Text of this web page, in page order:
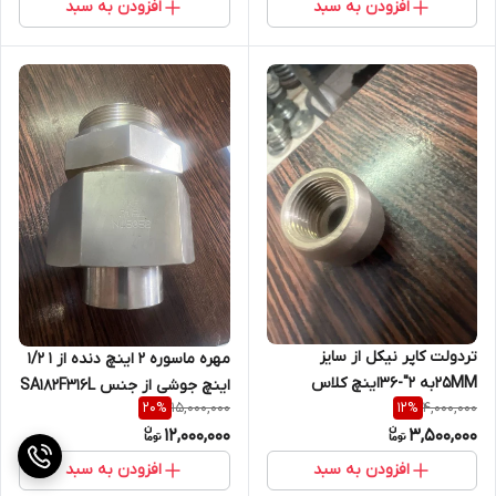
افزودن به سبد افزودن به سبد
تردولت کاپر نیکل از سایز
25MMبه 2"-36اینچ کلاس
جنس 90CU10NI
4,000,000
12%
3,500,000
افزودن به سبد
مهره ماسوره 2 اینچ دنده از 1 1/2
اینچ جوشی از جنس SA182F316L
15,000,000
20%
12,000,000
افزودن به سبد